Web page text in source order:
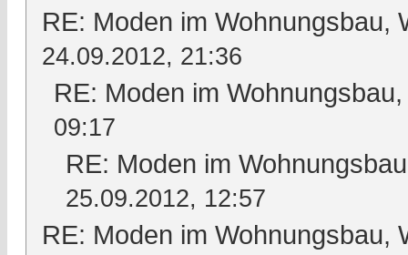
RE: Moden im Wohnungsbau,
24.09.2012, 21:36
RE: Moden im
09:17
RE: Moden im
25.09.2012, 12:57
RE: Moden im Wohnungsbau,